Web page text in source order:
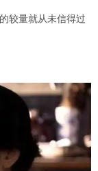
较量就从未信得过